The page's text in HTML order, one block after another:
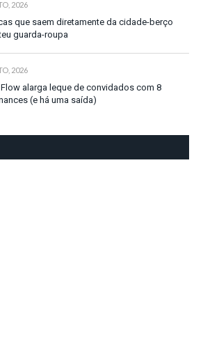
2026
que saem diretamente da cidade-berço
guarda-roupa
2026
alarga leque de convidados com 8
(e há uma saída)